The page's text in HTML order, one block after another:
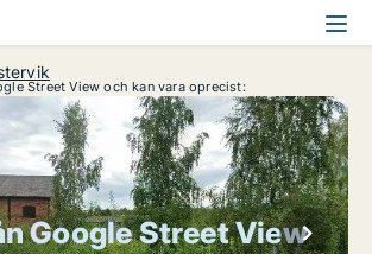
Street View och kan vara oprecist:
Google Street View